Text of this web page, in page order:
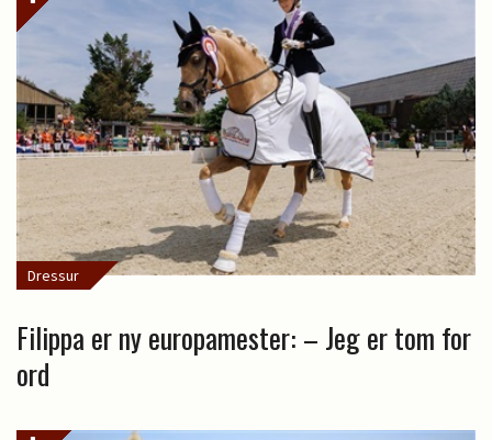
Dressur
Filippa er ny europamester: – Jeg er tom for
ord